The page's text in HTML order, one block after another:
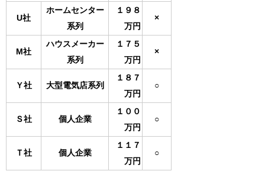
U社
ホームセンター
系列
１９８
万円
×
M社
ハウスメーカー
系列
１７５
万円
×
Ｙ社 大型電気店系列
１８７
万円
○
Ｓ社 個人企業
１００
万円
○
Ｔ社 個人企業
１１７
万円
○